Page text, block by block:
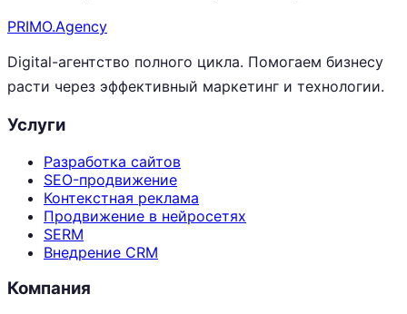
PRIMO.Agency
Digital-агентство полного цикла. Помогаем бизнесу
расти через эффективный маркетинг и технологии.
Услуги
Разработка сайтов
SEO-продвижение
Контекстная реклама
Продвижение в нейросетях
SERM
Внедрение CRM
Компания